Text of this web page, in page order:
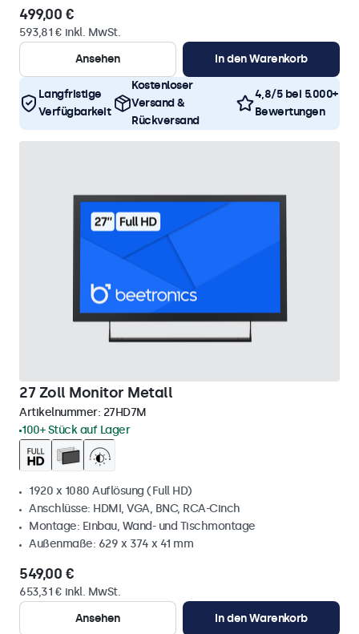
499,00 €
593,81 € inkl. MwSt.
Ansehen
In den Warenkorb
Langfristige
Verfügbarkeit
Kostenloser
Versand &
Rückversand
4,8/5 bei 5.000+
Bewertungen
27 Zoll Monitor Metall
Artikelnummer: 27HD7M
100+ Stück auf Lager
1920 x 1080 Auflösung (Full HD)
Anschlüsse: HDMI, VGA, BNC, RCA-Cinch
Montage: Einbau, Wand- und Tischmontage
Außenmaße: 629 x 374 x 41 mm
549,00 €
653,31 € inkl. MwSt.
Ansehen
In den Warenkorb